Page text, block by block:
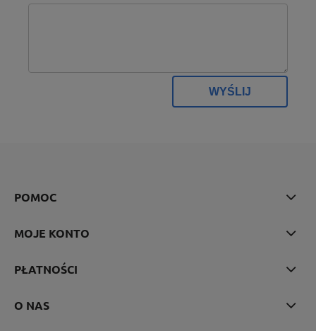
WYŚLIJ
POMOC
MOJE KONTO
PŁATNOŚCI
O NAS